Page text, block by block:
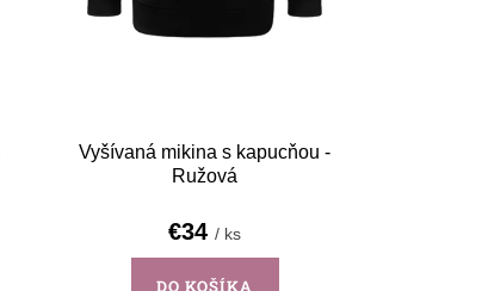
Vyšívaná mikina s kapucňou -
Ružová
€34/ ks
DO KOŠÍKA